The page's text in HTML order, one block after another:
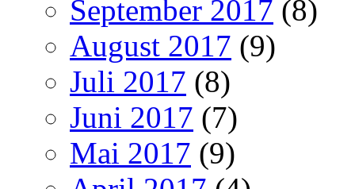
September 2017 (8)
August 2017 (9)
Juli 2017 (8)
Juni 2017 (7)
Mai 2017 (9)